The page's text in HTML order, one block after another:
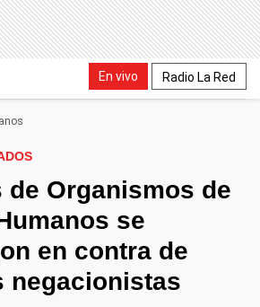
En vivo Radio La Red
de Organismos de
se
en contra de
negacionistas